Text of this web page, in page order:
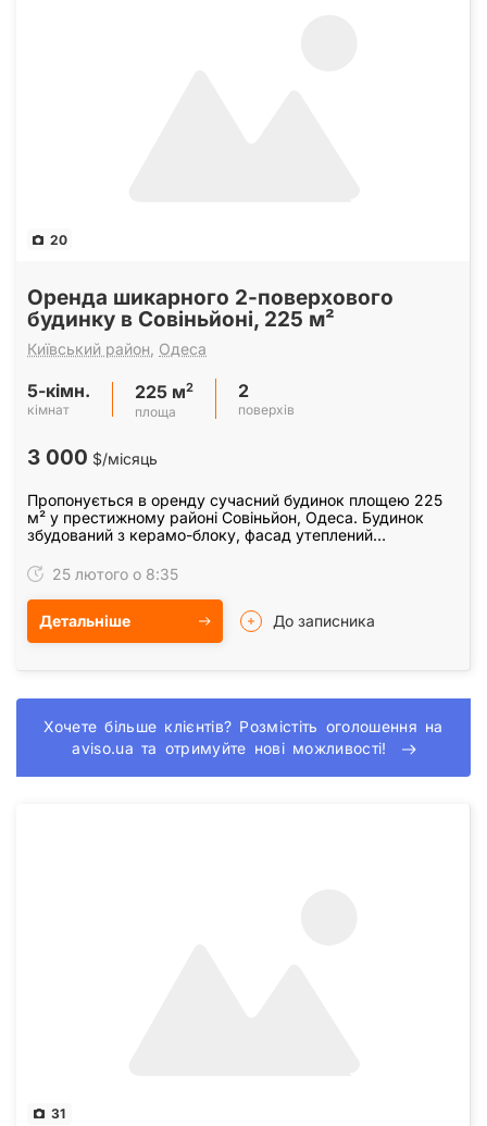
20
Оренда шикарного 2-поверхового
будинку в Совіньйоні, 225 м²
Київський район Одеса
5-кімн.
кімнат
225 м2
площа
2
поверхів
3 000 $/місяць
Пропонується в оренду сучасний будинок площею 225
м² у престижному районі Совіньйон, Одеса. Будинок
збудований з керамо-блоку, фасад утеплений
25 лютого о 8:35
Детальніше До записника
Хочете більше клієнтів? Розмістіть оголошення на
aviso.ua та отримуйте нові можливості!
31